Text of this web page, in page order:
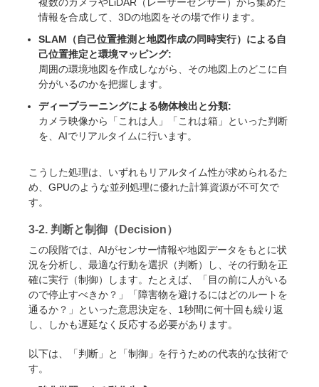
情報を合成して、3Dの地図をその場で作ります。
SLAM（自己位置推測と地図作成の同時実行）による自
己位置推定と環境マッピング:
周囲の環境地図を作成しながら、その地図上のどこに自
分がいるのかを把握します。
ディープラーニングによる物体検出と分類:
カメラ映像から「これは人」「これは箱」といった判断
を、AIでリアルタイムに行います。
こうした処理は、いずれもリアルタイム性が求められるた
め、GPUのような並列処理に優れた計算資源が不可欠で
す。
3-2. 判断と制御（Decision）
この段階では、AIがセンサー情報や地図データをもとに状
況を分析し、最適な行動を選択（判断）し、その行動を正
確に実行（制御）します。たとえば、「目の前に人がいる
ので停止すべきか？」「障害物を避けるにはどのルートを
通るか？」といった意思決定を、1秒間に何十回も繰り返
し、しかも遅延なく反応する必要があります。
以下は、「判断」と「制御」を行うための代表的な技術で
す。